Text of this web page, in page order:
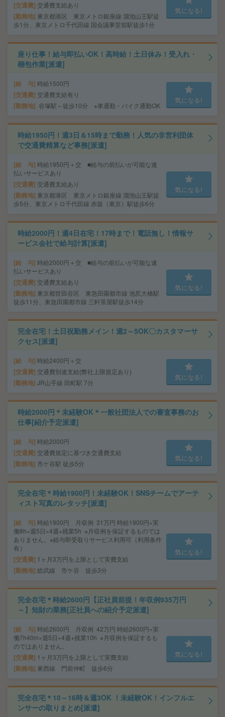
交通費 交通費支給あり
勤務地 東京都港区 東京メトロ銀座線 溜池山王駅徒
歩1分、東京メトロ千代田線 国会議事堂前駅徒歩1分
気になる!
座り仕事！給与即払いOK！高時給！土日休み！受入れ・
梱包作業[派遣]
給 与 時給1500円
交通費 交通費支給有り
勤務地 谷塚駅～徒歩10分 ※車通勤・バイク通勤OK
気になる!
時給1950円！週3日＆15時まで勤務！人気の非営利団体
で交通費精算など事務[派遣]
給 与 時給1950円＋交 ■給与の前払いが可能な速
払いサービスあり
交通費 交通費支給あり
勤務地 東京都港区 東京メトロ銀座線 溜池山王駅徒
歩5分、東京メトロ千代田線 赤坂（東京）駅徒歩6分
気になる!
時給2000円！週4日在宅！17時まで！電話無し！情報サ
ービス会社で給与計算[派遣]
給 与 時給2000円＋交 ■給与の前払いが可能な速
払いサービスあり
交通費 交通費支給あり
勤務地 東京都世田谷区 東急田園都市線 池尻大橋駅
徒歩11分、東急田園都市線 三軒茶屋駅徒歩14分
気になる!
完全在宅！土日祝勤務メイン！週2～5OK〇カスタマーサ
クセス[派遣]
給 与 時給2400円＋交
交通費 交通費別途支給(弊社上限規定あり)
勤務地 JR山手線 田町駅 7分
気になる!
時給2000円＊未経験OK＊一般社団法人での審査事務のお
仕事[紹介予定派遣]
給 与 時給2000円
交通費 交通費規定に基づき交通費支給
勤務地 市ケ谷駅 徒歩5分
気になる!
完全在宅＊時給1900円！未経験OK！SNSチームでアーテ
ィスト写真のレタッチ[派遣]
給 与 時給1900円 月収例 31万円 時給1900円×実
働8h×週5日×4週+残業5h ※月収例を保証するものでは
ありません。※給与即受取りサービス利用可（利用条件
有）
交通費 1ヶ月3万円を上限として実費支給
勤務地 総武線 市ケ谷 徒歩3分
気になる!
完全在宅＊時給2600円【正社員前提！年収例935万円
～】知財の業務[正社員への紹介予定派遣]
給 与 時給2600円 月収例 42万円 時給2600円×実
働7h40m×週5日×4週+残業10h ※月収例を保証するも
のではありません。
交通費 1ヶ月3万円を上限として実費支給
勤務地 東西線 門前仲町 徒歩6分
気になる!
完全在宅＊10～16時＆週3OK ！未経験OK！インフルエ
ンサーの取りまとめ[派遣]